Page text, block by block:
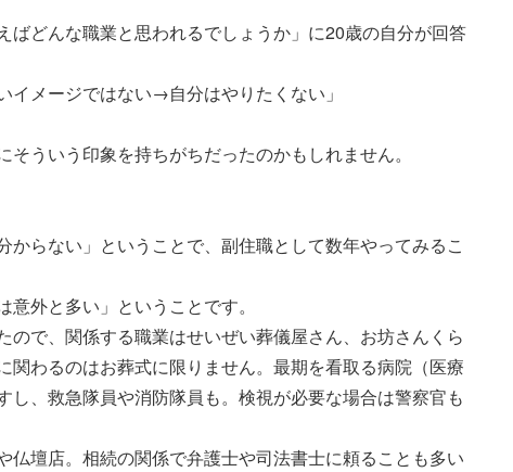
ばどんな職業と思われるでしょうか」に20歳の自分が回答
メージではない→自分はやりたくない」
ういう印象を持ちがちだったのかもしれません。
からない」ということで、副住職として数年やってみるこ
外と多い」ということです。
ので、関係する職業はせいぜい葬儀屋さん、お坊さんくら
関わるのはお葬式に限りません。最期を看取る病院（医療
し、救急隊員や消防隊員も。検視が必要な場合は警察官も
仏壇店。相続の関係で弁護士や司法書士に頼ることも多い